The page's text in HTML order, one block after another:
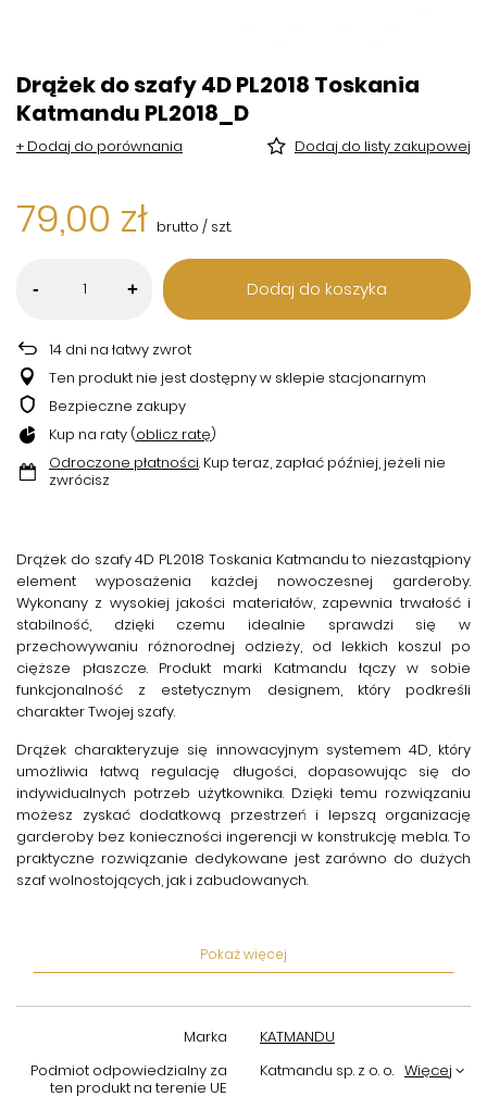
Drążek do szafy 4D PL2018 Toskania
Katmandu PL2018_D
+ Dodaj do porównania Dodaj do listy zakupowej
79,00 zł brutto / szt.
- + Dodaj do koszyka
14 dni na łatwy zwrot
Ten produkt nie jest dostępny w sklepie stacjonarnym
Bezpieczne zakupy
Kup na raty (oblicz ratę)
Odroczone płatności. Kup teraz, zapłać później, jeżeli nie
zwrócisz
Drążek do szafy 4D PL2018 Toskania Katmandu to niezastąpiony
element wyposażenia każdej nowoczesnej garderoby.
Wykonany z wysokiej jakości materiałów, zapewnia trwałość i
stabilność, dzięki czemu idealnie sprawdzi się w
przechowywaniu różnorodnej odzieży, od lekkich koszul po
cięższe płaszcze. Produkt marki Katmandu łączy w sobie
funkcjonalność z estetycznym designem, który podkreśli
charakter Twojej szafy.
Drążek charakteryzuje się innowacyjnym systemem 4D, który
umożliwia łatwą regulację długości, dopasowując się do
indywidualnych potrzeb użytkownika. Dzięki temu rozwiązaniu
możesz zyskać dodatkową przestrzeń i lepszą organizację
garderoby bez konieczności ingerencji w konstrukcję mebla. To
praktyczne rozwiązanie dedykowane jest zarówno do dużych
szaf wolnostojących, jak i zabudowanych.
stylu Toskania nadaje wnętrzu niepowtarzalny klimat.
zamontujesz go szybko i bezproblemowo, nawet bez pomocy
Jeśli szukasz trwałego i funkcjonalnego rozwiązania do swojej
garderoby,drążek do szafy 4D PL2018 Toskania Katmandu
Pokaż więcej
Marka
KATMANDU
Podmiot odpowiedzialny za
ten produkt na terenie UE
Katmandu sp. z o. o. Więcej